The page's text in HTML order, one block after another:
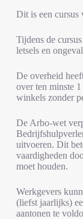
Dit is een cursus
Tijdens de
letsels en
De overheid
over ten minste
winkels zonder
De Arbo-wet
uitvoeren. Dit
vaardigheden
moet houden.
Werkgevers
(liefst jaarlijks)
aantonen te